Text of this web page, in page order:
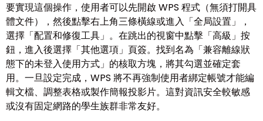
要實現這個操作，使用者可以先開啟 WPS 程式（無須打開具
體文件），然後點擊右上角三條橫線或進入「全局設置」，
選擇「配置和修復工具」。在跳出的視窗中點擊「高級」按
鈕，進入後選擇「其他選項」頁簽。找到名為「兼容離線狀
態下的未登入使用方式」的核取方塊，將其勾選並確定套
用。一旦設定完成，WPS 將不再強制使用者綁定帳號才能編
輯文檔、調整表格或製作簡報投影片。這對資訊安全較敏感
或沒有固定網路的學生族群非常友好。